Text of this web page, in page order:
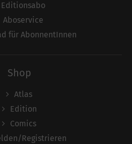
Editionsabo
Aboservice
für AbonnentInnen
Shop
Atlas
Edition
Comics
Registrieren